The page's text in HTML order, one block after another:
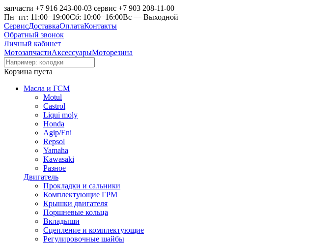
запчасти +7 916 243-00-03 сервис +7 903 208-11-00
Пн−пт: 11:00−19:00Сб: 10:00−16:00Вс — Выходной
СервисДоставкаОплатаКонтакты
Обратный звонок
Личный кабинет
МотозапчастиАксессуарыМоторезина
Корзина пуста
Масла и ГСМ
Motul
Castrol
Liqui moly
Honda
Agip/Eni
Repsol
Yamaha
Kawasaki
Разное
Двигатель
Прокладки и сальники
Комплектующие ГРМ
Крышки двигателя
Поршневые кольца
Вкладыши
Сцепление и комплектующие
Регулировочные шайбы